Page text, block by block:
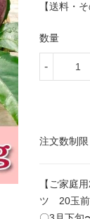
【送料・
数量
-
注文数制
【ご家庭
ツ 20玉